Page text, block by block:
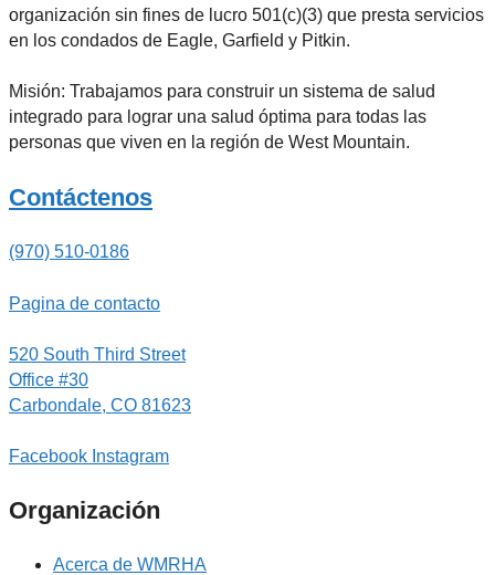
organización sin fines de lucro 501(c)(3) que presta servicios
en los condados de Eagle, Garfield y Pitkin.
Misión: Trabajamos para construir un sistema de salud
integrado para lograr una salud óptima para todas las
personas que viven en la región de West Mountain.
Contáctenos
(970) 510-0186
Pagina de contacto
520 South Third Street
Office #30
Carbondale, CO 81623
Facebook Instagram
Organización
Acerca de WMRHA